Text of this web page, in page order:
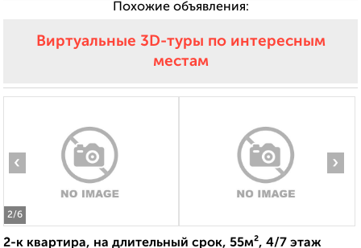
Похожие объявления:
Виртуальные 3D-туры по интересным
местам
2/6
‹ ›
2-к квартира, на длительный срок, 55м², 4/7 этаж